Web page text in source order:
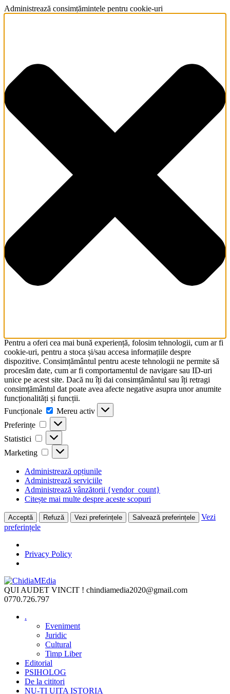
Administrează consimțămintele pentru cookie-uri
Pentru a oferi cea mai bună experiență, folosim tehnologii, cum ar fi
cookie-uri, pentru a stoca și/sau accesa informațiile despre
dispozitive. Consimțământul pentru aceste tehnologii ne permite să
procesăm date, cum ar fi comportamentul de navigare sau ID-uri
unice pe acest site. Dacă nu îți dai consimțământul sau îți retragi
consimțământul dat poate avea afecte negative asupra unor anumite
funcționalități și funcții.
Funcționale
Funcționale
Mereu activ
Preferințe
Preferințe
Statistici Statistici
Marketing Marketing
Administrează opțiunile
Administrează serviciile
Administrează vânzătorii {vendor_count}
Citește mai multe despre aceste scopuri
Acceptă Refuză Vezi preferințele Salvează preferințele
Vezi
preferințele
Privacy Policy
Skip
to
content
QUI AUDET VINCIT ! chindiamedia2020@gmail.com
0770.726.797
.
Eveniment
Juridic
Cultural
Timp Liber
Editorial
PSIHOLOG
De la cititori
NU-ȚI UITA ISTORIA